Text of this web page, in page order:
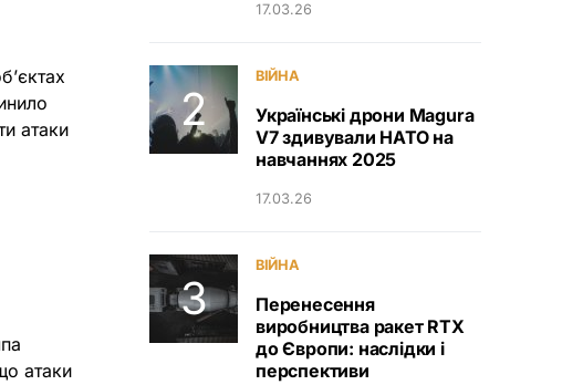
атаки
атаки
17.03.26
ВІЙНА
Українські дрони Magura
V7 здивували НАТО на
навчаннях 2025
17.03.26
ВІЙНА
Перенесення
виробництва ракет RTX
до Європи: наслідки і
перспективи